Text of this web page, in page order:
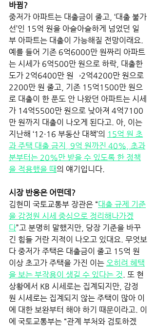
바뀜?
중저가 아파트는 대출금이 줄고, ‘대출 불가
선’인 15억 원을 아슬아슬하게 넘었던 일
부 아파트는 대출이 가능해질 전망이래요.
예를 들어 기존 6억6000만 원짜리 아파트
는 시세가 6억500만 원으로 하락, 대출한
도가 2억6400만 원→2억4200만 원으로
2200만 원 줄고, 기존 15억1500만 원으
로 대출이 한 푼도 안 나왔던 아파트는 시세
가 14억5500만 원으로 낮아져 4억7100
만 원까지 대출이 나오게 된다고. 아, 이는
지난해 ‘12·16 부동산 대책’의 15억 원 초
과 주택 대출 금지, 9억 원까진 40%, 초과
분부터는 20%만 받을 수 있도록 한 정책
을 적용했을 때의 얘기입니다.
시장 반응은 어떤데?
김현미 국토교통부 장관은 “대출 규제 기준
을 감정원 시세 중심으로 정리해나가겠
다”고 분명히 말했지만, 당장 기준을 바꾸
긴 힘들 거란 지적이 나오고 있대요. 무엇보
다 중저가 주택은 대출금이 줄고 15억 원
이상 초고가 주택을 가진 이는 오히려 혜택
을 보는 부작용이 생길 수 있다는 것. 또 현
상황에서 KB 시세로는 집계되지만, 감정
원 시세로는 집계되지 않는 주택이 많아 이
에 대한 보완부터 해야 하기 때문이라고. 이
에 국토교통부는 “관계 부처와 검토하겠